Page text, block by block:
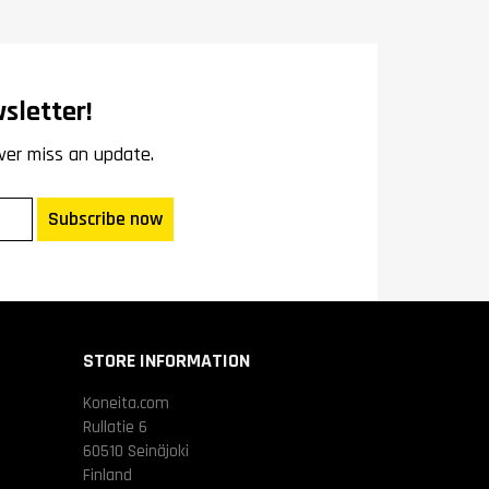
miss an update.
Subscribe now
STORE INFORMATION
Koneita.com
Rullatie 6
60510 Seinäjoki
Finland